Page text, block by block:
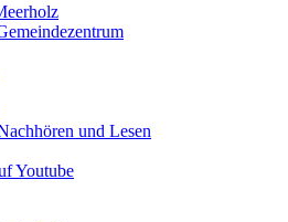
und Lesen
Youtube